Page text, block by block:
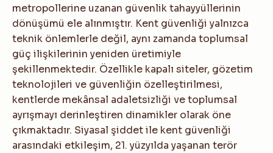
metropollerine uzanan güvenlik tahayyüllerinin
dönüşümü ele alınmıştır. Kent güvenliği yalnızca
teknik önlemlerle değil, aynı zamanda toplumsal
güç ilişkilerinin yeniden üretimiyle
şekillenmektedir. Özellikle kapalı siteler, gözetim
teknolojileri ve güvenliğin özelleştirilmesi,
kentlerde mekânsal adaletsizliği ve toplumsal
ayrışmayı derinleştiren dinamikler olarak öne
çıkmaktadır. Siyasal şiddet ile kent güvenliği
arasındaki etkileşim, 21. yüzyılda yaşanan terör